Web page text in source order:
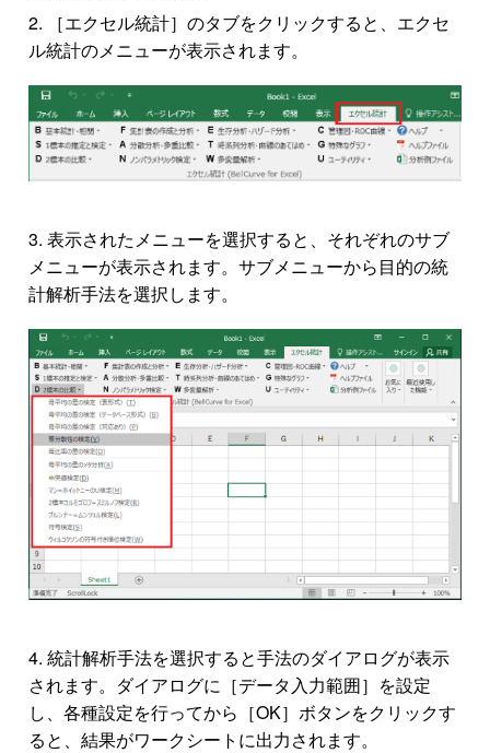
［エクセル統計］のタブをクリックすると、エクセ
ル統計のメニューが表示されます。
表示されたメニューを選択すると、それぞれのサブ
メニューが表示されます。サブメニューから目的の統
計解析手法を選択します。
統計解析手法を選択すると手法のダイアログが表示
されます。ダイアログに［データ入力範囲］を設定
し、各種設定を行ってから［OK］ボタンをクリックす
ると、結果がワークシートに出力されます。